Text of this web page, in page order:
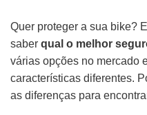
Quer proteger a sua bike?
saber qual o melhor
várias opções no mercado
características diferentes.
as diferenças para